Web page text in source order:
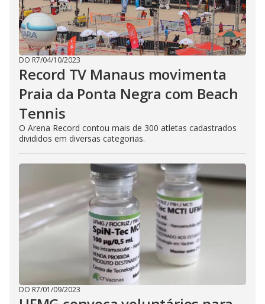
DO R7/04/10/2023
Record TV Manaus movimenta
Praia da Ponta Negra com Beach
Tennis
O Arena Record contou mais de 300 atletas cadastrados
divididos em diversas categorias.
DO R7/01/09/2023